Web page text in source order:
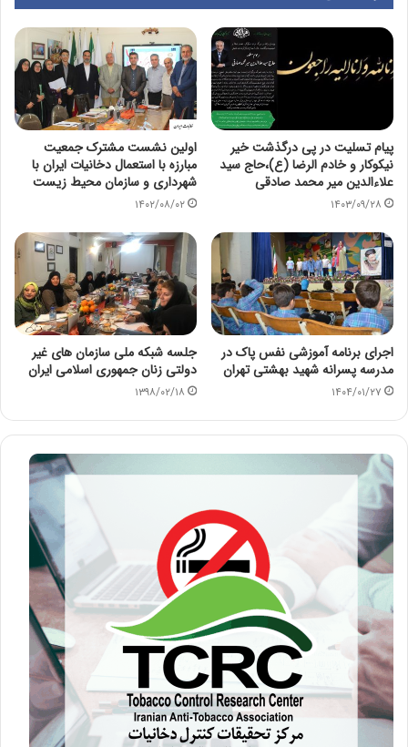
پیام تسلیت در پی درگذشت خیر
نیکوکار و خادم الرضا (ع)،حاج سید
علاءالدین میر محمد صادقی
۱۴۰۳/۰۹/۲۸
اولین نشست مشترک جمعیت
مبارزه با استعمال دخانیات ایران با
شهرداری و سازمان محیط زیست
۱۴۰۲/۰۸/۰۲
اجرای برنامه آموزشی نفس پاک در
مدرسه پسرانه شهید بهشتی تهران
۱۴۰۴/۰۱/۲۷
جلسه شبکه ملی سازمان های غیر
دولتی زنان جمهوری اسلامی ایران
۱۳۹۸/۰۲/۱۸